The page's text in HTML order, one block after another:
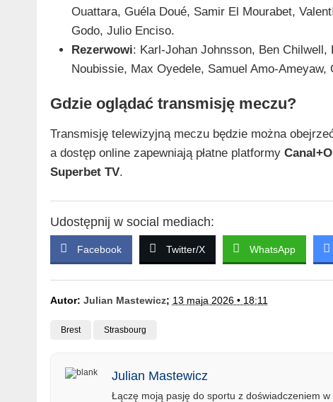
Ouattara, Guéla Doué, Samir El Mourabet,
Godo, Julio Enciso.
Rezerwowi: Karl-Johan Johnsson, Ben
Noubissie, Max Oyedele, Samuel Amo-
Gdzie oglądać transmisję meczu?
Transmisję telewizyjną meczu będzie można
a dostęp online zapewniają płatne platformy
Superbet TV.
Udostępnij w social mediach:
Facebook Twitter/X WhatsApp
Autor: Julian Mastewicz; 13 maja 2026 • 18:11
Brest Strasbourg
Julian Mastewicz
Łączę moją pasję do sportu z doświadczeniem